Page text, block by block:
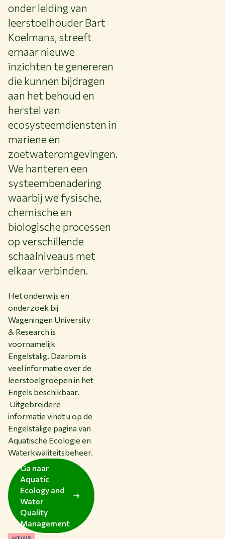
onder leiding van
leerstoelhouder Bart
Koelmans, streeft
ernaar nieuwe
inzichten te genereren
die kunnen bijdragen
aan het behoud en
herstel van
ecosysteemdiensten in
mariene en
zoetwateromgevingen.
We hanteren een
systeembenadering
waarbij we fysische,
chemische en
biologische processen
op verschillende
schaalniveaus met
elkaar verbinden.
Het onderwijs en
onderzoek bij
Wageningen University
& Research is
voornamelijk
Engelstalig. Daarom is
veel informatie over de
leerstoelgroepen in het
Engels beschikbaar.
Uitgebreidere
informatie vindt u op de
Engelstalige pagina van
Aquatische Ecologie en
Waterkwaliteitsbeheer.
Ga naar
Aquatic
Ecology and
Water
Quality
Management